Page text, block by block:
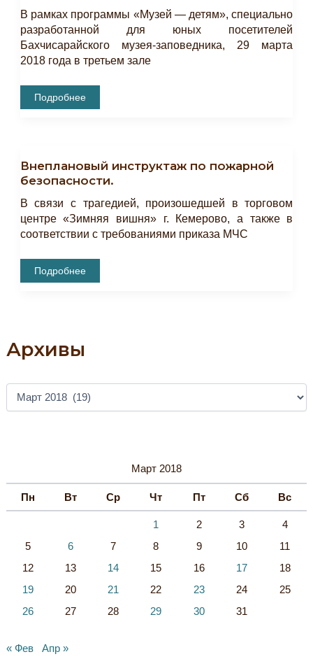
Архивы
Март 2018
Пн Вт Ср Чт Пт Сб Вс
1 2 3
4
5
6 7 8 9 10
11
12
13 14 15 16 17
18
19
20 21 22 23 24
25
26
27 28 29 30 31
« Фев Апр »
В рамках программы «Музей — детям», специально
разработанной для юных посетителей
Бахчисарайского музея-заповедника, 29 марта
2018 года в третьем зале
Состоялся
Творческий
Подробнее
Внеплановый инструктаж по пожарной
безопасности.
В связи с трагедией, произошедшей в торговом
центре «Зимняя вишня» г. Кемерово, а также в
соответствии с требованиями приказа МЧС
Внеплановый
Инструктаж
Подробнее